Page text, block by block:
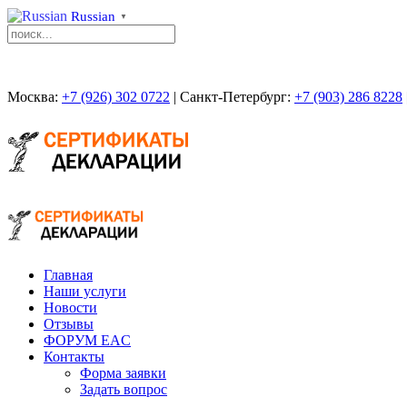
Russian ▼
Москва: +7 (926) 302 0722 | Санкт-Петербург: +7 (903) 286 8228
Главная
Наши услуги
Новости
Отзывы
ФОРУМ EAC
Контакты
Форма заявки
Задать вопрос